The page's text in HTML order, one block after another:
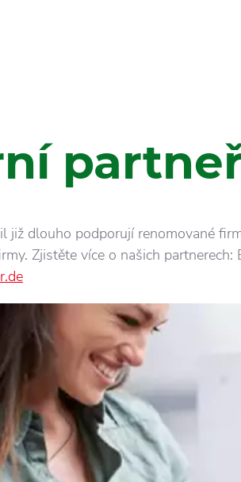
již dlouho podporují renomované
Zjistěte více o našich partnerech: